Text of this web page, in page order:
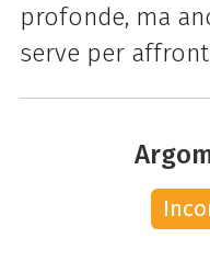
profonde, ma
serve per